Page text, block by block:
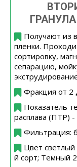
Получают из
пленки.
сортировку,
сепарацию,
Фракция от 2
Показатель
расплава (ПТР)
Фильтрация:
Цвет
й сорт; Темный